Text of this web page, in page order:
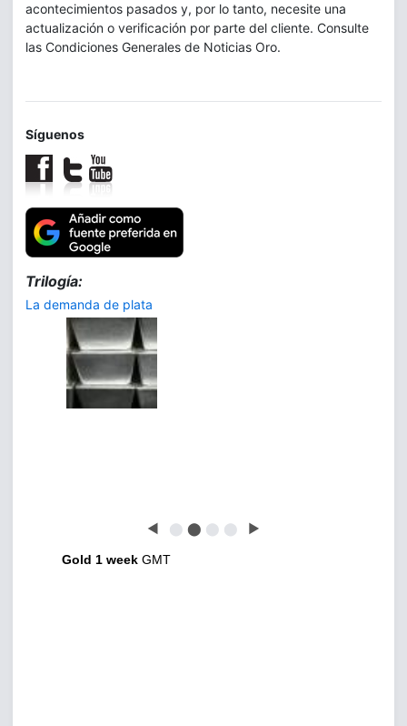
acontecimientos pasados y, por lo tanto, necesite una
actualización o verificación por parte del cliente. Consulte
las Condiciones Generales de Noticias Oro.
Síguenos
Trilogía:
La demanda de plata
◀ ⬤ ⬤ ⬤ ⬤ ▶
Gold 1 week GMT